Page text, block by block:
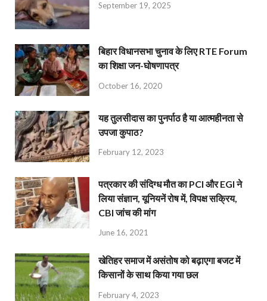
September 19, 2025
बिहार विधानसभा चुनाव के लिए RTE Forum
का शिक्षा जन-घोषणापत्र
October 16, 2020
यह तुलसीदास का पुनर्पाठ है या आत्महीनता से
उपजा कुपाठ?
February 12, 2023
पत्रकार की संदिग्ध मौत का PCI और EGI ने
लिया संज्ञान, यूनियनें रोष में, विपक्ष सक्रिय,
CBI जांच की मांग
June 16, 2021
खेतिहर समाज में असंतोष को बढ़ाएगा बजट में
किसानों के साथ किया गया छल
February 4, 2023